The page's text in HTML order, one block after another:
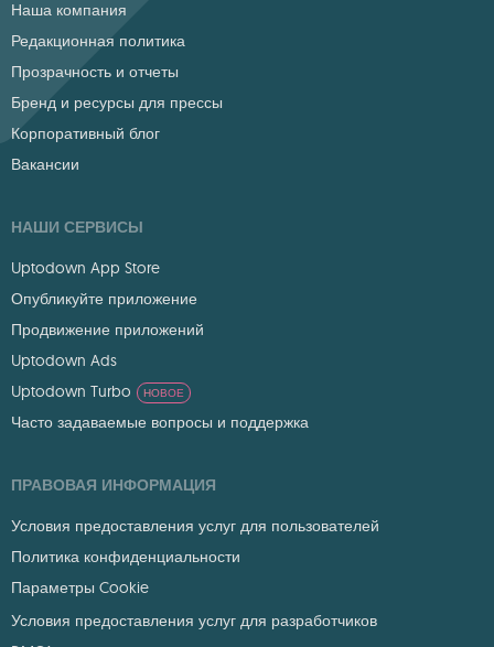
Наша компания
Редакционная политика
Прозрачность и отчеты
Бренд и ресурсы для прессы
Корпоративный блог
Вакансии
НАШИ СЕРВИСЫ
Uptodown App Store
Опубликуйте приложение
Продвижение приложений
Uptodown Ads
Uptodown Turbo
НОВОЕ
Часто задаваемые вопросы и поддержка
ПРАВОВАЯ ИНФОРМАЦИЯ
Условия предоставления услуг для пользователей
Политика конфиденциальности
Параметры Cookie
Условия предоставления услуг для разработчиков